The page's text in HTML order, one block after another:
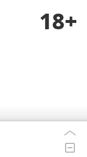
18+
Удар дрона по
берегов Ялты: